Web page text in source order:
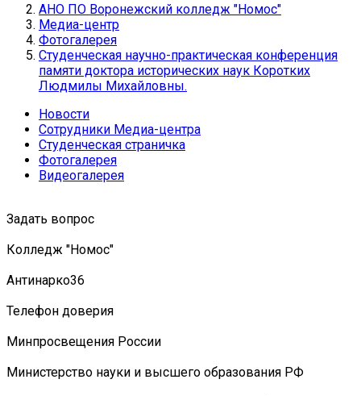
АНО ПО Воронежский колледж "Номос"
Медиа-центр
Фотогалерея
Студенческая научно-практическая конференция
памяти доктора исторических наук Коротких
Людмилы Михайловны.
Новости
Сотрудники Медиа-центра
Студенческая страничка
Фотогалерея
Видеогалерея
Задать вопрос
Колледж "Номос"
Антинарко36
Телефон доверия
Минпросвещения России
Министерство науки и высшего образования РФ